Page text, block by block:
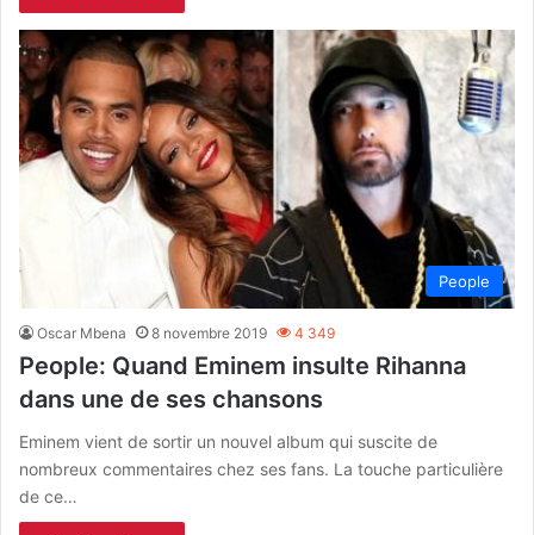
People
Oscar Mbena 8 novembre 2019 4 349
People: Quand Eminem insulte Rihanna
dans une de ses chansons
Eminem vient de sortir un nouvel album qui suscite de
nombreux commentaires chez ses fans. La touche particulière
de ce…